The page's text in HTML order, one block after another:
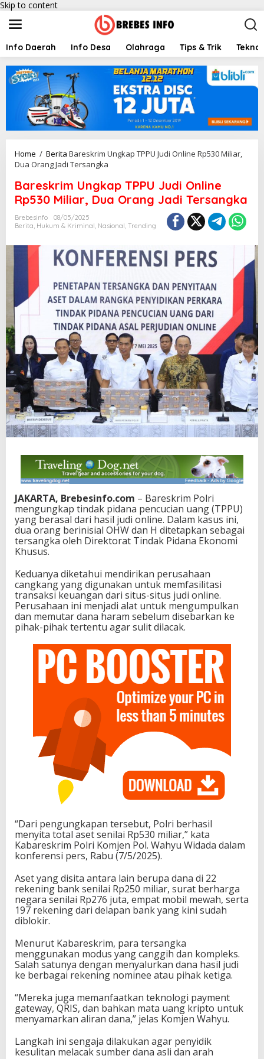
Skip to content
Info Daerah Info Desa Olahraga Tips & Trik
Home / Berita Bareskrim Ungkap TPPU Judi Online Rp530 Miliar,
Dua Orang Jadi Tersangka
Bareskrim Ungkap TPPU Judi Online
Rp530 Miliar, Dua Orang Jadi Tersangka
Brebesinfo
08/05/2025
Berita, Hukum & Kriminal, Nasional, Trending
JAKARTA, Brebesinfo.com – Bareskrim Polri
mengungkap tindak pidana pencucian uang (TPPU)
yang berasal dari hasil judi online. Dalam kasus ini,
dua orang berinisial OHW dan H ditetapkan sebagai
tersangka oleh Direktorat Tindak Pidana Ekonomi
Khusus.
Keduanya diketahui mendirikan perusahaan
cangkang yang digunakan untuk memfasilitasi
transaksi keuangan dari situs-situs judi online.
Perusahaan ini menjadi alat untuk mengumpulkan
dan memutar dana haram sebelum disebarkan ke
pihak-pihak tertentu agar sulit dilacak.
“Dari pengungkapan tersebut, Polri berhasil
menyita total aset senilai Rp530 miliar,” kata
Kabareskrim Polri Komjen Pol. Wahyu Widada dalam
konferensi pers, Rabu (7/5/2025).
Aset yang disita antara lain berupa dana di 22
rekening bank senilai Rp250 miliar, surat berharga
negara senilai Rp276 juta, empat mobil mewah, serta
197 rekening dari delapan bank yang kini sudah
diblokir.
Menurut Kabareskrim, para tersangka
menggunakan modus yang canggih dan kompleks.
Salah satunya dengan menyalurkan dana hasil judi
ke berbagai rekening nominee atau pihak ketiga.
“Mereka juga memanfaatkan teknologi payment
gateway, QRIS, dan bahkan mata uang kripto untuk
menyamarkan aliran dana,” jelas Komjen Wahyu.
Langkah ini sengaja dilakukan agar penyidik
kesulitan melacak sumber dana asli dan arah